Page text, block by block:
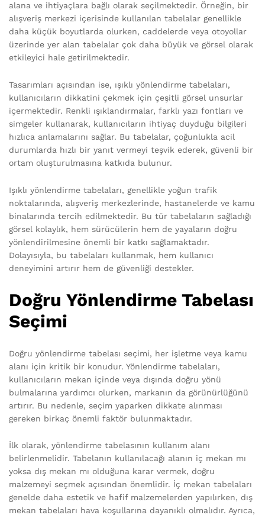
alana ve ihtiyaçlara bağlı olarak seçilmektedir. Örneğin, bir
alışveriş merkezi içerisinde kullanılan tabelalar genellikle
daha küçük boyutlarda olurken, caddelerde veya otoyollar
üzerinde yer alan tabelalar çok daha büyük ve görsel olarak
etkileyici hale getirilmektedir.
Tasarımları açısından ise, ışıklı yönlendirme tabelaları,
kullanıcıların dikkatini çekmek için çeşitli görsel unsurlar
içermektedir. Renkli ışıklandırmalar, farklı yazı fontları ve
simgeler kullanarak, kullanıcıların ihtiyaç duyduğu bilgileri
hızlıca anlamalarını sağlar. Bu tabelalar, çoğunlukla acil
durumlarda hızlı bir yanıt vermeyi teşvik ederek, güvenli bir
ortam oluşturulmasına katkıda bulunur.
Işıklı yönlendirme tabelaları, genellikle yoğun trafik
noktalarında, alışveriş merkezlerinde, hastanelerde ve kamu
binalarında tercih edilmektedir. Bu tür tabelaların sağladığı
görsel kolaylık, hem sürücülerin hem de yayaların doğru
yönlendirilmesine önemli bir katkı sağlamaktadır.
Dolayısıyla, bu tabelaları kullanmak, hem kullanıcı
deneyimini artırır hem de güvenliği destekler.
Doğru Yönlendirme Tabelası
Seçimi
Doğru yönlendirme tabelası seçimi, her işletme veya kamu
alanı için kritik bir konudur. Yönlendirme tabelaları,
kullanıcıların mekan içinde veya dışında doğru yönü
bulmalarına yardımcı olurken, markanın da görünürlüğünü
artırır. Bu nedenle, seçim yaparken dikkate alınması
gereken birkaç önemli faktör bulunmaktadır.
İlk olarak, yönlendirme tabelasının kullanım alanı
belirlenmelidir. Tabelanın kullanılacağı alanın iç mekan mı
yoksa dış mekan mı olduğuna karar vermek, doğru
malzemeyi seçmek açısından önemlidir. İç mekan tabelaları
genelde daha estetik ve hafif malzemelerden yapılırken, dış
mekan tabelaları hava koşullarına dayanıklı olmalıdır. Ayrıca,